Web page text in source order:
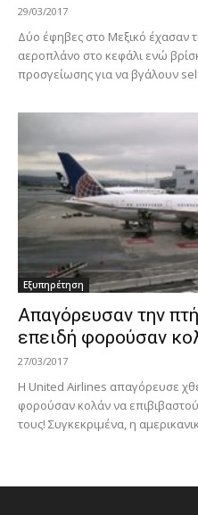
29/03/2017
Δύο έφηβες στο Μεξικό έχασαν
αεροπλάνο στο κεφάλι ενώ
προσγείωσης για να βγάλουν
Εξυπηρέτηση
Απαγόρευσαν την
επειδή φορούσαν
27/03/2017
Η United Airlines απαγόρευσε
φορούσαν κολάν να
τους! Συγκεκριμένα, η